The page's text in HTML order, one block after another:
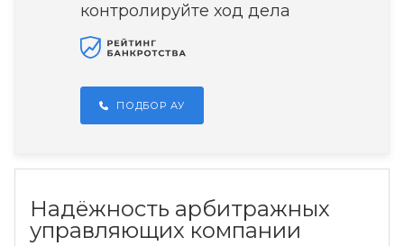
контролируйте ход дела
ПОДБОР АУ
Надёжность арбитражных
управляющих компании